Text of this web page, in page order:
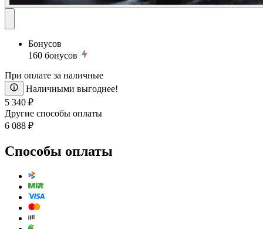
Бонусов
160 бонусов
При оплате за наличные
Наличными выгоднее!
5 340 ₽
Другие способы оплаты
6 088 ₽
Способы оплаты